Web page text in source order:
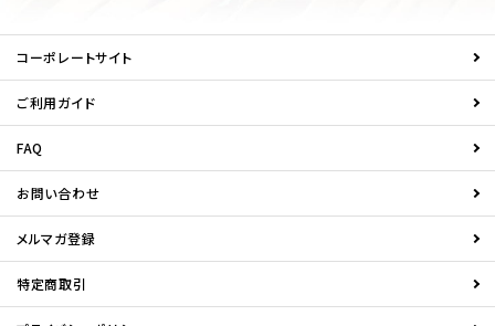
コーポレートサイト
ご利用ガイド
FAQ
お問い合わせ
メルマガ登録
特定商取引